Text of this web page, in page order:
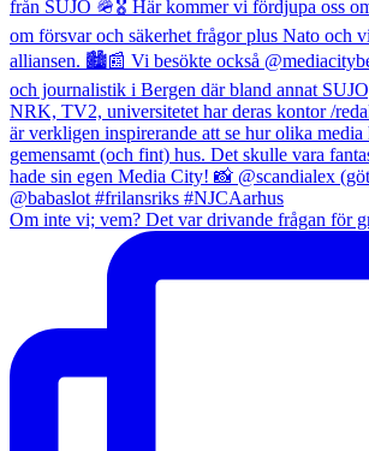
Om inte vi; vem? Det var drivande frågan för